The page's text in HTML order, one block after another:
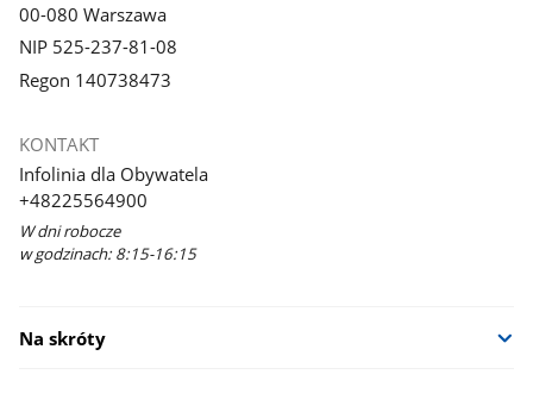
00-080 Warszawa
NIP 525-237-81-08
Regon 140738473
KONTAKT
Infolinia dla Obywatela
+48225564900
W dni robocze
w godzinach: 8:15-16:15
Na skróty